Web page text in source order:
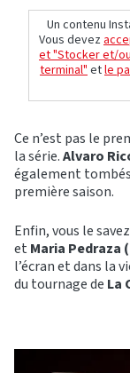
Un contenu
Vous devez
et "Stocker et/
terminal" etle
Ce n’est pas le
la série.Alvaro
également
première saison.
Enfin, vous le
et Maria Pedraza
l’écran et dans la
du tournage de La